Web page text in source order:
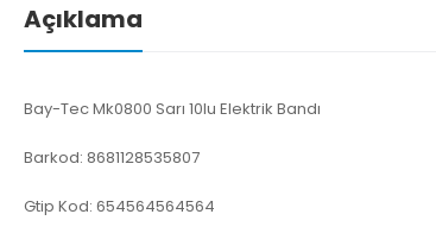
Açıklama
Bay-Tec Mk0800 Sarı 10lu Elektrik Bandı
Barkod: 8681128535807
Gtip Kod: 654564564564